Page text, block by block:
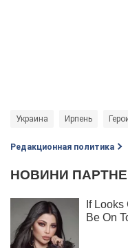
Украина Ирпень
Редакционная политика